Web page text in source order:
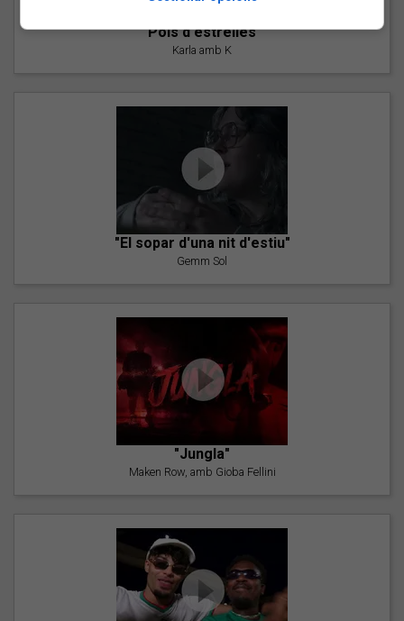
"Pols d'estrelles"
Karla amb K
"El sopar d'una nit d'estiu"
Gemm Sol
"Jungla"
Maken Row, amb Gioba Fellini